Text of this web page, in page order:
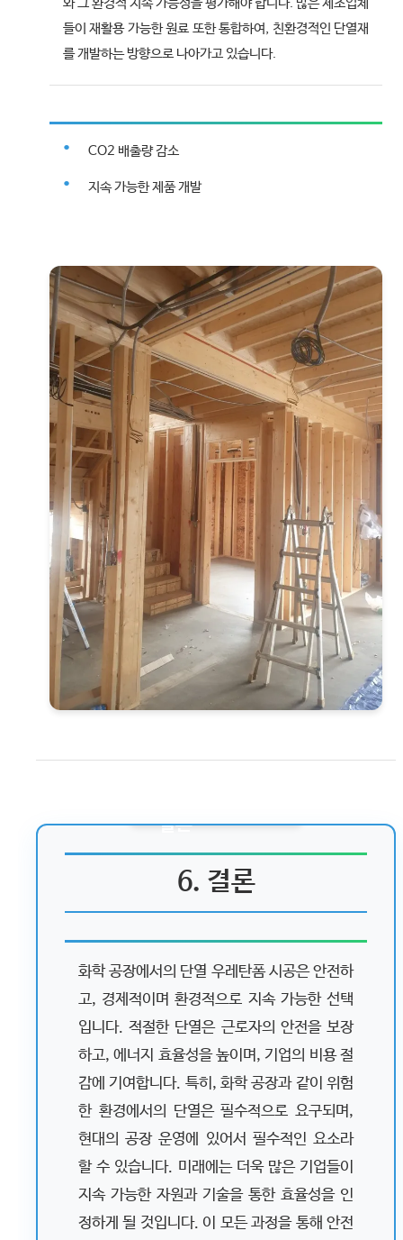
들이 재활용 가능한 원료 또한 통합하여, 친환경적인 단열재
를 개발하는 방향으로 나아가고 있습니다.
CO2 배출량 감소
지속 가능한 제품 개발
6. 결론
화학 공장에서의 단열 우레탄폼 시공은 안전하
고, 경제적이며 환경적으로 지속 가능한 선택
입니다. 적절한 단열은 근로자의 안전을 보장
하고, 에너지 효율성을 높이며, 기업의 비용 절
감에 기여합니다. 특히, 화학 공장과 같이 위험
한 환경에서의 단열은 필수적으로 요구되며,
현대의 공장 운영에 있어서 필수적인 요소라
할 수 있습니다. 미래에는 더욱 많은 기업들이
지속 가능한 자원과 기술을 통한 효율성을 인
정하게 될 것입니다. 이 모든 과정을 통해 안전